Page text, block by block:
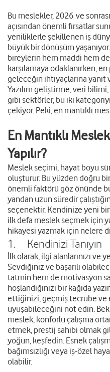
Bu meslekler, 2026 ve
açısından önemli fırsatlar
yeniliklerle şekillenen iş
büyük bir dönüşüm
bireylerin hem maddi hem de
karşılamaya odaklanırken,
geleceğin ihtiyaçlarına yanıt
Yazılım geliştirme, veri
gibi sektörler, bu iki
çekiyor. Peki, en mantıklı
En Mantıklı
Yapılır?
Meslek seçimi, hayat boyu
oluşturur. Bu yüzden doğru
önemli faktörü göz önünde
yandan uzun süredir
seçenektir. Kendinize yeni
ilk defa meslek seçmek için
hikayesi yazmak için nelere
1. Kendinizi Tanıyın
İlk olarak, ilgi alanlarınızı
Sevdiğiniz ve başarılı
tatmin hem de motivasyon
hoşlandığınızı bir kağıda
ettiğinizi, geçmiş tecrübe
uyuşabileceğini not edin.
meslek, konforlu çalışma
etmek, prestij sahibi olmak
yoğun, keşfedin. Esnek
bağımsızlığı veya iş-özel
olabilir.